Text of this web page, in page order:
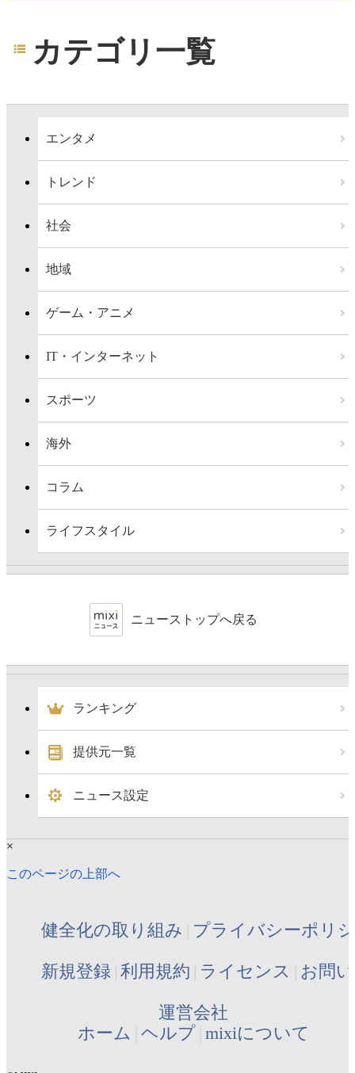
カテゴリ一覧
エンタメ
トレンド
社会
地域
ゲーム・アニメ
IT・インターネット
スポーツ
海外
コラム
ライフスタイル
ニューストップへ戻る
ランキング
提供元一覧
ニュース設定
×
このページの上部へ
健全化の取り組み プライバシーポリ
新規登録 利用規約 ライセンス お問
運営会社
ホーム ヘルプ mixiについて